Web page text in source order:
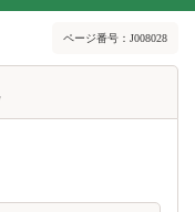
ページ番号：J008028